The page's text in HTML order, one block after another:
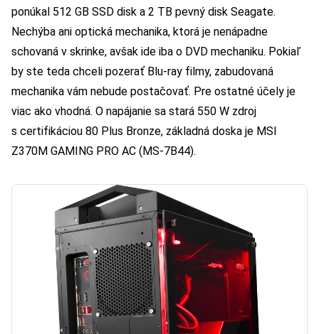
ponúkal 512 GB SSD disk a 2 TB pevný disk Seagate.
Nechýba ani optická mechanika, ktorá je nenápadne
schovaná v skrinke, avšak ide iba o DVD mechaniku. Pokiaľ
by ste teda chceli pozerať Blu-ray filmy, zabudovaná
mechanika vám nebude postačovať. Pre ostatné účely je
viac ako vhodná. O napájanie sa stará 550 W zdroj
s certifikáciou 80 Plus Bronze, základná doska je MSI
Z370M GAMING PRO AC (MS-7B44).